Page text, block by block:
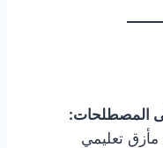
المصطلحات:
تعليمي